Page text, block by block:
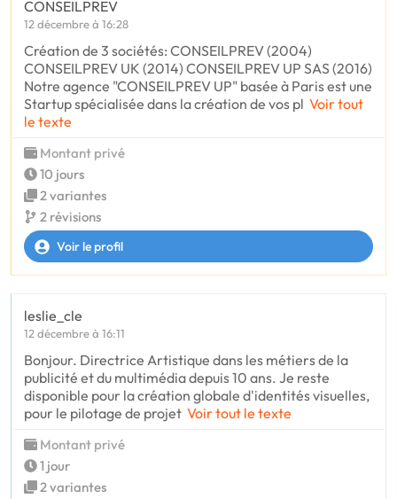
CONSEILPREV
12 décembre à 16:28
Création de 3 sociétés: CONSEILPREV (2004)
CONSEILPREV UK (2014) CONSEILPREV UP SAS (2016)
Notre agence "CONSEILPREV UP" basée à Paris est une
Startup spécialisée dans la création de vos pl Voir tout
le texte
Montant privé
10 jours
2 variantes
2 révisions
Voir le profil
leslie_cle
12 décembre à 16:11
Bonjour. Directrice Artistique dans les métiers de la
publicité et du multimédia depuis 10 ans. Je reste
disponible pour la création globale d'identités visuelles,
pour le pilotage de projet Voir tout le texte
Montant privé
1 jour
2 variantes